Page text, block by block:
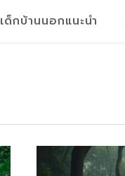
เด็กบ้านนอกแนะนำ